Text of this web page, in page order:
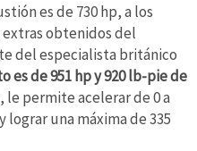
es de 730 hp, a los
extras obtenidos del
del especialista británico
es de 951 hp y 920 lb-pie de
le permite acelerar de 0 a
lograr una máxima de 335